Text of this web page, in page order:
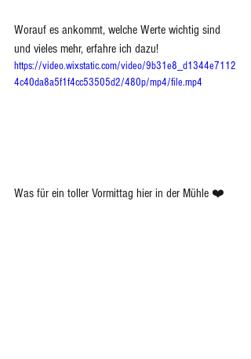
Worauf es ankommt, welche Werte wichtig sind
und vieles mehr, erfahre ich dazu!
https://video.wixstatic.com/video/9b31e8_d1344e7112
4c40da8a5f1f4cc53505d2/480p/mp4/file.mp4
Was für ein toller Vormittag hier in der Mühle ❤️